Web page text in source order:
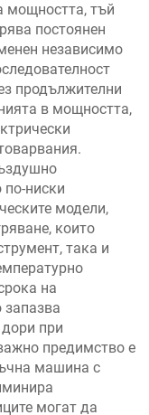
мощността, тъй
постоянен
независимо
продължителни
в мощността,
ниски
модели,
които
така и
на
запазва
при
предимство е
машина с
могат да